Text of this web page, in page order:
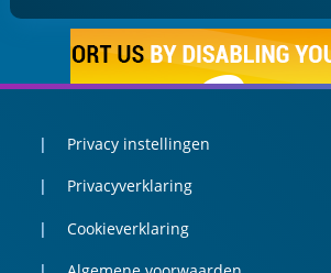
Privacy instellingen
Privacyverklaring
Cookieverklaring